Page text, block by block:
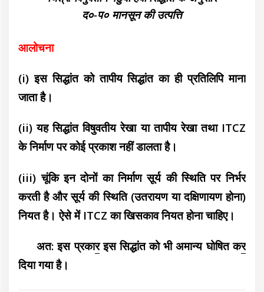
द०-प० मानसून की उत्पत्ति
आलोचना
(i) इस सिद्धांत को तापीय सिद्धांत का ही प्रतिलिपि माना
जाता है।
(ii) यह सिद्धांत विषुवतीय रेखा या तापीय रेखा तथा ITCZ
के निर्माण पर कोई प्रकाश नहीं डालता है।
(iii) चूंकि इन दोनों का निर्माण सूर्य की स्थिति पर निर्भर
करती है और सूर्य की स्थिति (उतरायण या दक्षिणायण होना)
नियत है। ऐसे में ITCZ का खिसकाव नियत होना चाहिए।
अत: इस प्रकारइस सिद्धांत को भी अमान्य घोषित कर
दिया गया है।